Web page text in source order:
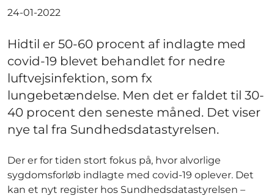
24-01-2022
Hidtil er 50-60 procent af indlagte med
covid-19 blevet behandlet for nedre
luftvejsinfektion, som fx
lungebetændelse. Men det er faldet til 30-
40 procent den seneste måned. Det viser
nye tal fra Sundhedsdatastyrelsen.
Der er for tiden stort fokus på, hvor alvorlige
sygdomsforløb indlagte med covid-19 oplever. Det
kan et nyt register hos Sundhedsdatastyrelsen –